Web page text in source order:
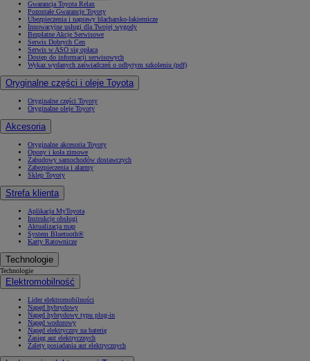
Gwarancja Toyota Relax
Pozostałe Gwarancje Toyoty
Ubezpieczenia i naprawy blacharsko-lakiernicze
Innowacyjne usługi dla Twojej wygody
Bezpłatne Akcje Serwisowe
Serwis Dobrych Cen
Serwis w ASO się opłaca
Dostęp do informacji serwisowych
Wykaz wydanych zaświadczeń o odbytym szkoleniu (pdf)
Oryginalne części i oleje Toyota
Oryginalne części Toyoty
Oryginalne oleje Toyoty
Akcesoria
Oryginalne akcesoria Toyoty
Opony i koła zimowe
Zabudowy samochodów dostawczych
Zabezpieczenia i alarmy
Sklep Toyoty
Strefa klienta
Aplikacja MyToyota
Instrukcje obsługi
Aktualizacja map
System Bluetooth®
Karty Ratownicze
Technologie
Technologie
Elektromobilność
Lider elektromobilności
Napęd hybrydowy
Napęd hybrydowy typu plug-in
Napęd wodorowy
Napęd elektryczny na baterię
Zasięg aut elektrycznych
Zalety posiadania aut elektrycznych